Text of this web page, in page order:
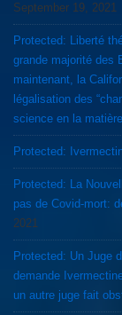
September 19, 2021
Protected: Liberté thérapeutique: a part
grande majorité des
maintenant, la
légalisation des
science en la matière
Protected:
Protected: La
pas de Covid-mort:
2021
Protected: Un Juge
demande
un autre juge fait